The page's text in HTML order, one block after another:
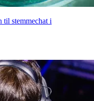
til stemmechat i